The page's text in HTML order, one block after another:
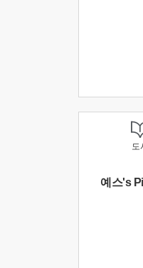
도
예스's